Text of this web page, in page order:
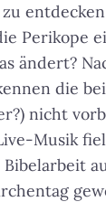
Perikope
ändert?
die
nicht
Musik